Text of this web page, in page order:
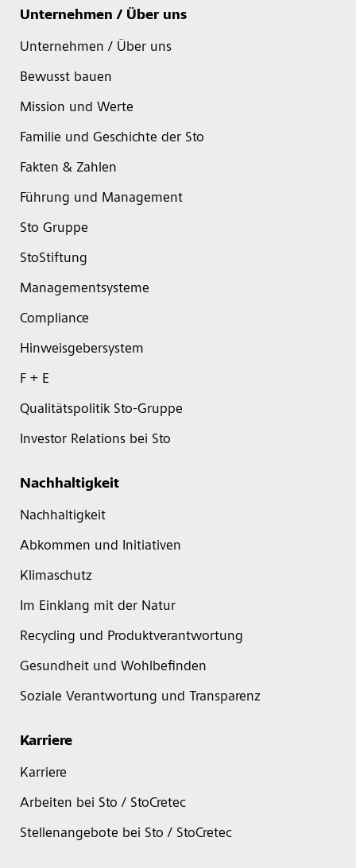
Unternehmen / Über uns
Unternehmen / Über uns
Bewusst bauen
Mission und Werte
Familie und Geschichte der Sto
Fakten & Zahlen
Führung und Management
Sto Gruppe
StoStiftung
Managementsysteme
Compliance
Hinweisgebersystem
F + E
Qualitätspolitik Sto-Gruppe
Investor Relations bei Sto
Nachhaltigkeit
Nachhaltigkeit
Abkommen und Initiativen
Klimaschutz
Im Einklang mit der Natur
Recycling und Produktverantwortung
Gesundheit und Wohlbefinden
Soziale Verantwortung und Transparenz
Karriere
Karriere
Arbeiten bei Sto / StoCretec
Stellenangebote bei Sto / StoCretec